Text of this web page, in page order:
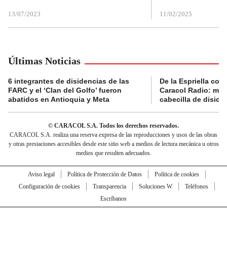
13/07/2023 11/02/2025
Últimas Noticias
6 integrantes de disidencias de las
FARC y el ‘Clan del Golfo’ fueron
abatidos en Antioquia y Meta
De la Espriella
Caracol Radio:
cabecilla de
© CARACOL S.A. Todos los derechos reservados.
CARACOL S.A. realiza una reserva expresa de las reproducciones y usos de las obras
y otras prestaciones accesibles desde este sitio web a medios de lectura mecánica u otros
medios que resulten adecuados.
Aviso legal Política de Protección de Datos
Política de cookies
Configuración de cookies
Transparencia Soluciones W
Teléfonos
Escríbanos